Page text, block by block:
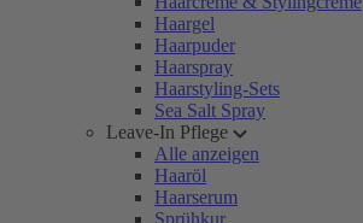
Haargel
Haarpuder
Haarspray
Haarstyling-Sets
Sea Salt Spray
Leave-In Pflege
Alle anzeigen
Haaröl
Haarserum
Sprühkur